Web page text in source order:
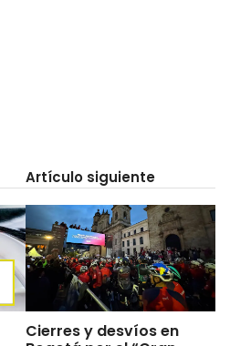
Artículo siguiente
Cierres y desvíos en